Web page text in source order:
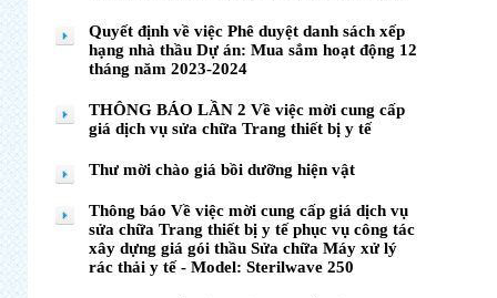
Quyết định về việc Phê duyệt danh sách xếp
hạng nhà thầu Dự án: Mua sắm hoạt động 12
tháng năm 2023-2024
THÔNG BÁO LẦN 2 Về việc mời cung cấp
giá dịch vụ sửa chữa Trang thiết bị y tế
Thư mời chào giá bồi dưỡng hiện vật
Thông báo Về việc mời cung cấp giá dịch vụ
sửa chữa Trang thiết bị y tế phục vụ công tác
xây dựng giá gói thầu Sửa chữa Máy xử lý
rác thải y tế - Model: Sterilwave 250